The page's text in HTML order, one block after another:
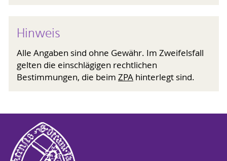
Hinweis
Alle Angaben sind ohne Gewähr. Im Zweifelsfall
gelten die einschlägigen rechtlichen
Bestimmungen, die beim ZPA hinterlegt sind.